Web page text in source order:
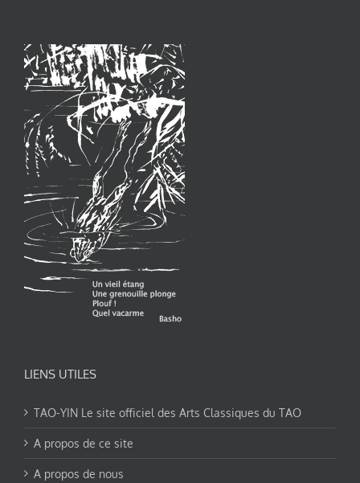
LIENS UTILES
TAO-YIN Le site officiel des Arts Classiques du TAO
A propos de ce site
A propos de nous